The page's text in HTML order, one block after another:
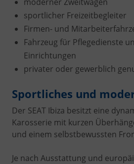
sportlicher Freizeitbegleiter
Firmen- und
Fahrzeug für Pflegedienste
Einrichtungen
privater oder gewerblich
Sportliches und
Der SEAT Ibiza besitzt eine
Karosserie mit kurzen
und einem selbstbewussten
Je nach Ausstattung und